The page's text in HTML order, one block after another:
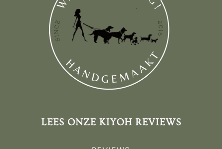
LEES ONZE KIYOH REVIEWS